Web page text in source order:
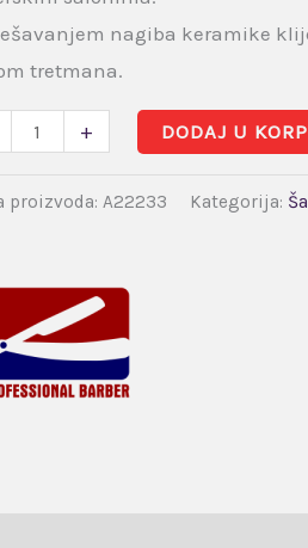
nagiba keramike
tretmana.
+ DODAJ U
proizvoda: A22233 Kategorija: